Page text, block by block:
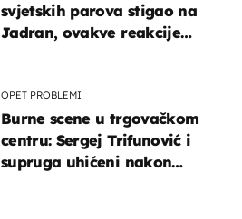
svjetskih parova stigao na
Jadran, ovakve reakcije
OPET PROBLEMI
Burne scene u trgovačkom
centru: Sergej Trifunović i
supruga uhićeni nakon